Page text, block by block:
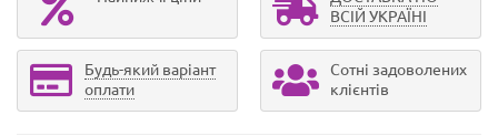
ВСІЙ УКРАЇНІ
Будь-який варіант
оплати
Сотні задоволених
клієнтів